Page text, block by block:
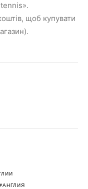
щоб купувати
АНГЛИЯ